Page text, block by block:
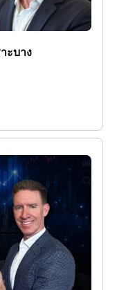
ะบาง